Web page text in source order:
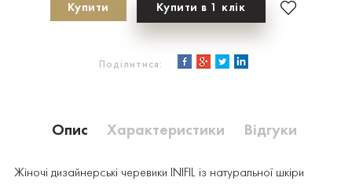
Купити Купити в 1 клік
Поділитися:
Опис Характеристики Відгуки
Жіночі дизайнерські черевики INIFIL із натуральної шкіри